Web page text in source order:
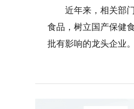
近年来，相关部门
食品，树立国产保健
批有影响的龙头企业